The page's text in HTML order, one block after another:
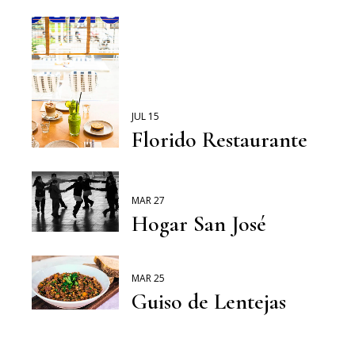
JUL 15
Florido Restaurante
MAR 27
Hogar San José
MAR 25
Guiso de Lentejas